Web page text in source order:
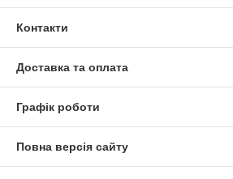
Контакти
Доставка та оплата
Графік роботи
Повна версія сайту